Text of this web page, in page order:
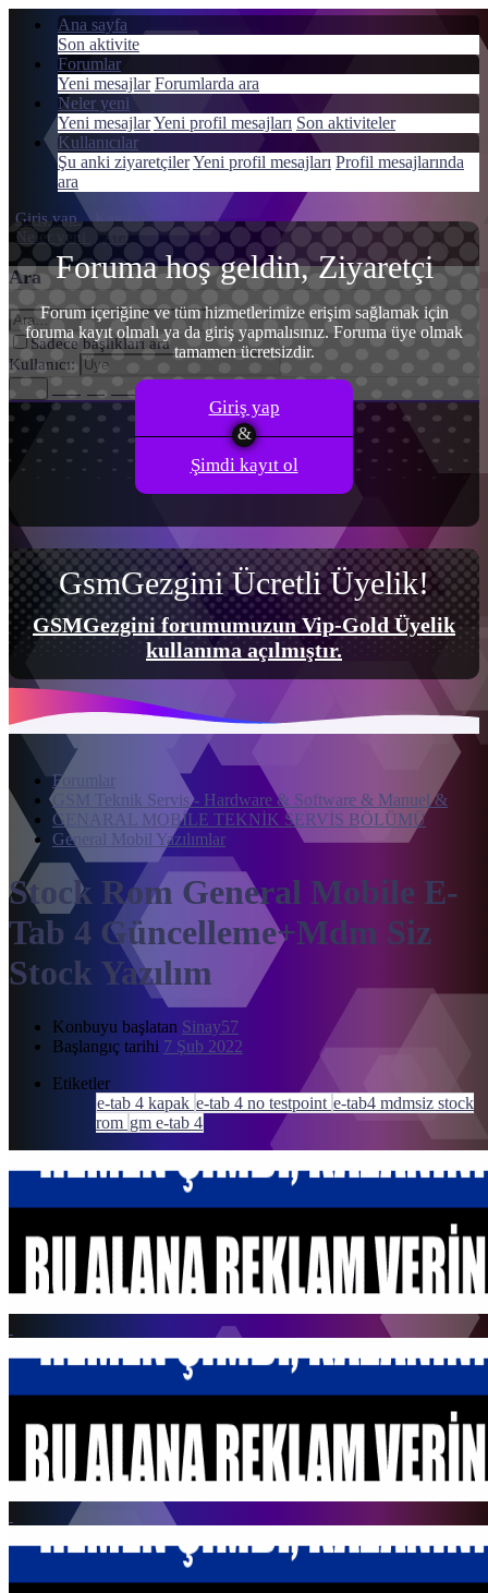
Ana sayfa
Son aktivite
Forumlar
Yeni mesajlar Forumlarda ara
Neler yeni
Yeni mesajlarYeni profil mesajları Son aktiviteler
Kullanıcılar
Şu anki ziyaretçilerYeni profil mesajları Profil mesajlarında
ara
Giriş yap
Kayıt ol
Neler yeni
Ara
Ara
Sadece başlıkları ara
Kullanıcı:
Ara Gelişmiş Arama…
Menü
Giriş yap
Kayıt ol
Foruma hoş geldin, Ziyaretçi
Forum içeriğine ve tüm hizmetlerimize erişim sağlamak için
foruma kayıt olmalı ya da giriş yapmalısınız. Foruma üye olmak
tamamen ücretsizdir.
Giriş yap
Şimdi kayıt ol
GsmGezgini Ücretli Üyelik!
GSMGezgini forumumuzun Vip-Gold Üyelik
kullanıma açılmıştır.
Forumlar
GSM Teknik Servis - Hardware & Software & Manuel &
GENARAL MOBİLE TEKNİK SERVİS BÖLÜMÜ
General Mobil Yazılımlar
Stock Rom General Mobile E-
Tab 4 Güncelleme+Mdm Siz
Stock Yazılım
Konbuyu başlatan Sinay57
Başlangıç tarihi 7 Şub 2022
Etiketler
e-tab 4 kapak e-tab 4 no testpoint e-tab4 mdmsiz stock
rom gm e-tab 4